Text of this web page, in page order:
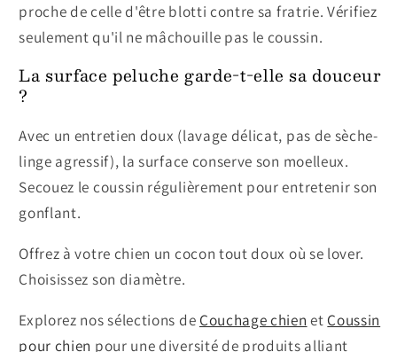
proche de celle d'être blotti contre sa fratrie. Vérifiez
seulement qu'il ne mâchouille pas le coussin.
La surface peluche garde-t-elle sa douceur
?
Avec un entretien doux (lavage délicat, pas de sèche-
linge agressif), la surface conserve son moelleux.
Secouez le coussin régulièrement pour entretenir son
gonflant.
Offrez à votre chien un cocon tout doux où se lover.
Choisissez son diamètre.
Explorez nos sélections de Couchage chien et Coussin
pour chien pour une diversité de produits alliant